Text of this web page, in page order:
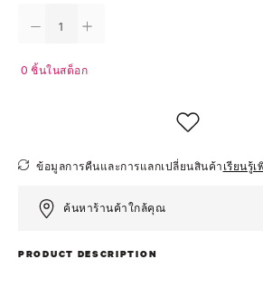
0 ชิ้นในสต็อก
ข้อมูลการคืนและการแลกเปลี่ยนสินค้า เรียนรู้
ค้นหาร้านค้าใกล้คุณ
PRODUCT DESCRIPTION